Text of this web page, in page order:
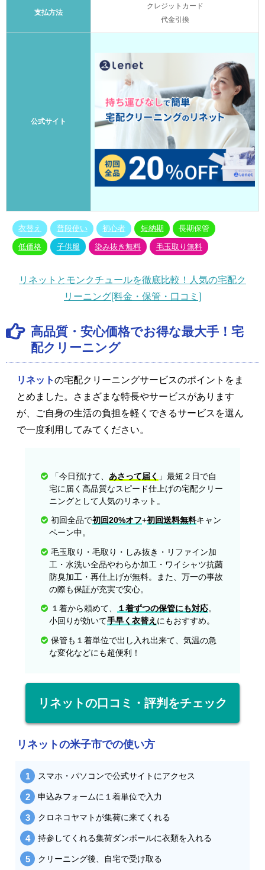
支払方法
クレジットカード
代金引換
公式サイト
衣替え 普段使い 初心者 短納期 長期保管
低価格 子供服 染み抜き無料 毛玉取り無料
リネットとモンクチュールを徹底比較！人気の宅配ク
リーニング[料金・保管・口コミ]
高品質・安心価格でお得な最大手！宅
配クリーニング
リネットの宅配クリーニングサービスのポイントをま
とめました。さまざまな特長やサービスがあります
が、ご自身の生活の負担を軽くできるサービスを選ん
で一度利用してみてください。
「今日預けて、 あさって届く 」最短２日で自
宅に届く高品質なスピード仕上げの宅配クリー
ニングとして人気のリネット。
初回全品で初回20%オフ+初回送料無料キャン
ペーン中。
毛玉取り・毛取り・しみ抜き・リファイン加
工・水洗い全品やわらか加工・ワイシャツ抗菌
防臭加工・再仕上げが無料。また、万一の事故
の際も保証が充実で安心。
１着から頼めて、 １着ずつの保管にも対応。
小回りが効いて手早く衣替え にもおすすめ。
保管も１着単位で出し入れ出来て、気温の急
な変化などにも超便利！
リネットの口コミ・評判をチェック
リネットの米子市での使い方
スマホ・パソコンで公式サイトにアクセス
申込みフォームに１着単位で入力
クロネコヤマトが集荷に来てくれる
持参してくれる集荷ダンボールに衣類を入れる
クリーニング後、自宅で受け取る